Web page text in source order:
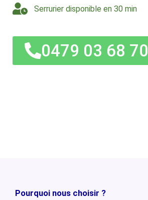
Serrurier disponible en 30 min
0479 03 68 70
Pourquoi nous choisir ?